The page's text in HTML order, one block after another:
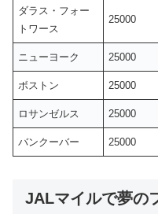
ダラス・フォー
トワース
25000
ニューヨーク 25000
ボストン 25000
ロサンゼルス 25000
バンクーバー 25000
JALマイルで夢の